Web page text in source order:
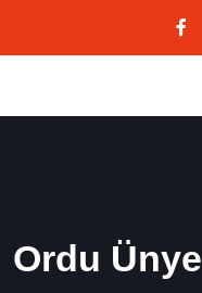
Ordu